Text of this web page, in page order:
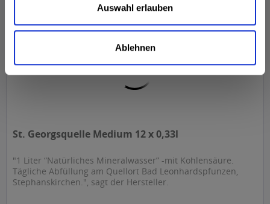
Auswahl erlauben
Ablehnen
St. Georgsquelle Medium 12 x 0,33l
"1 Liter “Natürliches Mineralwasser” -mit Kohlensäure.
Tägliche Abfüllung am Quellort Bad Leonhardspfunzen,
Stephanskirchen.", sagt der Hersteller.